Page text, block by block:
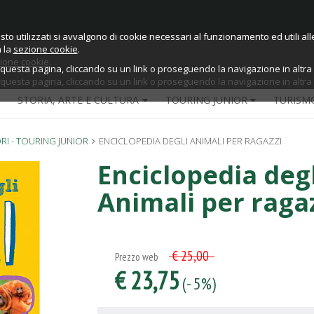
utilizzati si avvalgono di cookie necessari al funzionamento ed utili
cookie.
pagina, cliccando su un link o proseguendo la navigazione in altra
utilizzati si avvalgono di cookie necessari al funzionamento ed utili
la sezione cookie.
pagina, cliccando su un link o proseguendo la navigazione in
STORIA, ARTE E CULTURA TOURING JUNIOR
- TOURING JUNIOR ENCICLOPEDIA DEGLI ANIMALI PER RAGAZZI
Enciclopedia
Animali per
Prezzo web € 25,00
€ 23,75(- 5%)